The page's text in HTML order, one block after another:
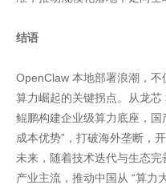
结语
OpenClaw 本地部署浪潮，
算力崛起的关键拐点。从龙
鲲鹏构建企业级算力底座，
成本优势”，打破海外垄断，
未来，随着技术迭代与生态
产业主流，推动中国从 “算力